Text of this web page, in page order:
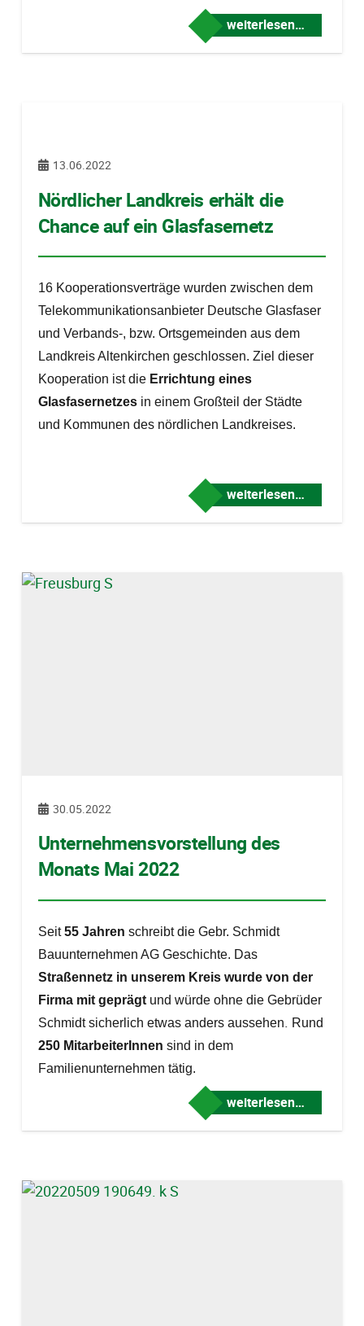
weiterlesen…
13.06.2022
Nördlicher Landkreis erhält die
Chance auf ein Glasfasernetz
16 Kooperationsverträge wurden zwischen dem
Telekommunikationsanbieter Deutsche Glasfaser
und Verbands-, bzw. Ortsgemeinden aus dem
Landkreis Altenkirchen geschlossen. Ziel dieser
Kooperation ist die Errichtung eines
Glasfasernetzesin einem Großteil der Städte
und Kommunen des nördlichen Landkreises.
weiterlesen…
30.05.2022
Unternehmensvorstellung des
Monats Mai 2022
Seit55 Jahren schreibt die Gebr. Schmidt
Bauunternehmen AG Geschichte. Das
Straßennetz in unserem Kreis wurde von der
Firma mit geprägtund würde ohne die Gebrüder
Schmidt sicherlich etwas anders aussehen
Rund
250 MitarbeiterInnen sind in dem
Familienunternehmen tätig.
weiterlesen…